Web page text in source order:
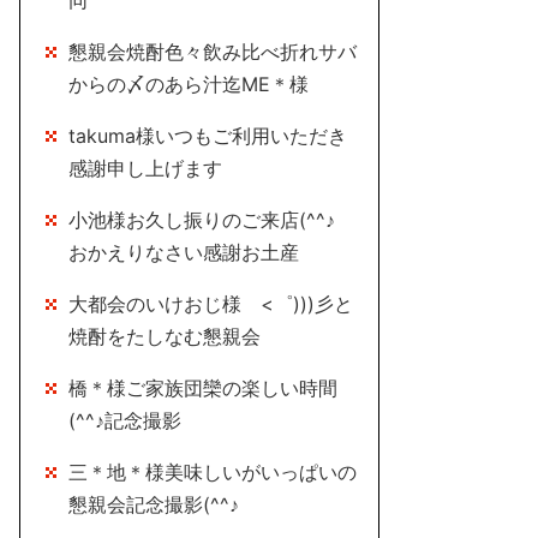
懇親会焼酎色々飲み比べ折れサバ
からの〆のあら汁迄ME＊様
takuma様いつもご利用いただき
感謝申し上げます
小池様お久し振りのご来店(^^♪
おかえりなさい感謝お土産
大都会のいけおじ様 <゜)))彡と
焼酎をたしなむ懇親会
橋＊様ご家族団欒の楽しい時間
(^^♪記念撮影
三＊地＊様美味しいがいっぱいの
懇親会記念撮影(^^♪